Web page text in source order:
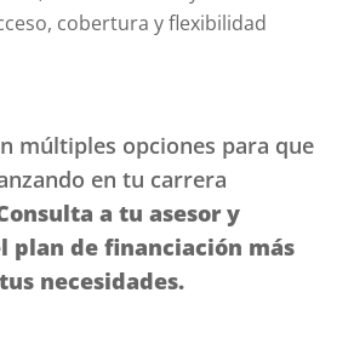
cobertura y flexibilidad
múltiples opciones para que
en tu carrera
a tu asesor y
plan de financiación más
necesidades.